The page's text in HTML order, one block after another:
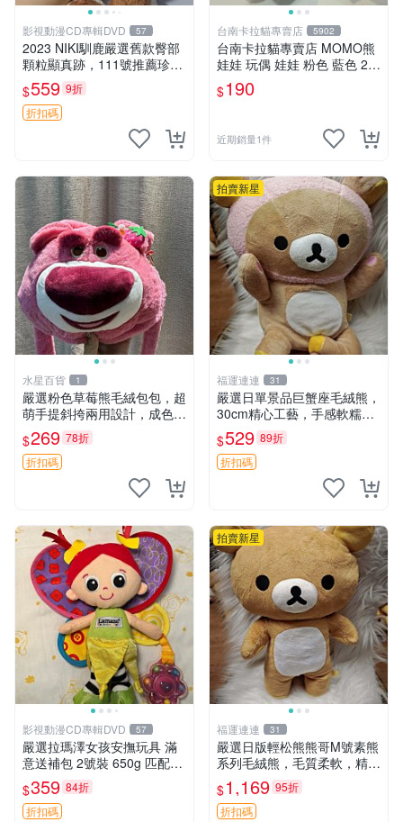
影視動漫CD專輯DVD 57
2023 NIKI馴鹿嚴選舊款臀部
顆粒顯真跡，111號推薦珍藏
品 馴鹿 舊款 尾巴顆粒
$559 9折
折扣碼
台南卡拉貓專賣店 5902
台南卡拉貓專賣店 MOMO熊
娃娃 玩偶 娃娃 粉色 藍色 2色
分售
$190
近期銷量1件
水星百貨 1
嚴選粉色草莓熊毛絨包包，超
萌手提斜挎兩用設計，成色上
佳容量大 粉紅草莓 毛絨包 超
大容量
$269 78折
折扣碼
拍賣新星
福運連連 31
嚴選日單景品巨蟹座毛絨熊，
30cm精心工藝，手感軟糯推
薦收藏送人 巨蟹座 毛絨玩具
精緻做工
$529 89折
折扣碼
影視動漫CD專輯DVD 57
嚴選拉瑪澤女孩安撫玩具 滿
意送補包 2號裝 650g 匹配嬰
幼童舒壓好伴侶 女孩專用 安
心選擇 安撫玩偶 衝包 玩具
$359 84折
折扣碼
拍賣新星
福運連連 31
嚴選日版輕松熊熊哥M號素熊
系列毛絨熊，毛質柔軟，精緻
可愛，尺寸35cm，保存狀態
優異。收藏或贈送皆為佳選。
中古 毛絨熊 毛玩偶
$1,169 95折
折扣碼